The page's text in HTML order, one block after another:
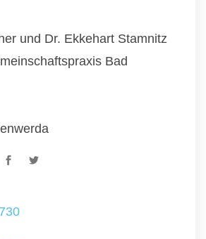
und Dr. Ekkehart Stamnitz
Bad